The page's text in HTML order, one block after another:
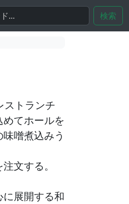
検索
ストランチ
てホールを
噌煮込みう
注文する。
に展開する和